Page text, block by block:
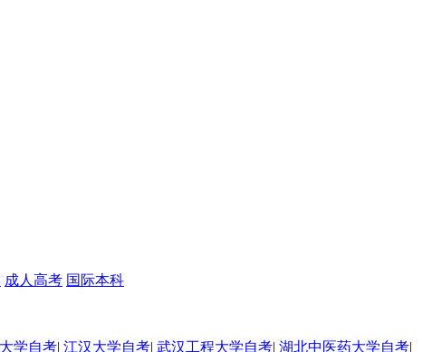
成人高考 国际本科
学自考| 江汉大学自考| 武汉工程大学自考| 湖北中医药大学自考|